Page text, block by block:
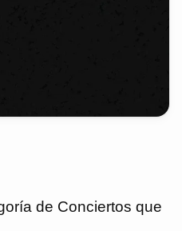
de Conciertos que